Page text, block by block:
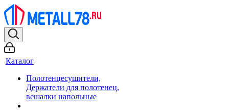
Каталог
Полотенцесушители,
Держатели для полотенец,
вешалки напольные